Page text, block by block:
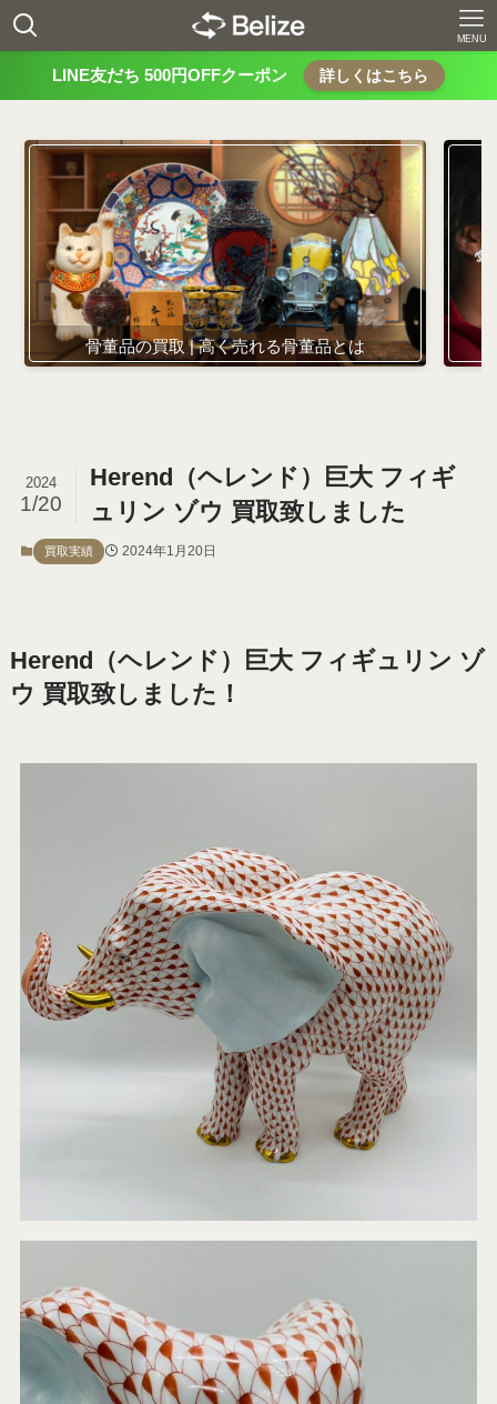
MENU
LINE友だち 500円OFFクーポン 詳しくはこちら
骨董品の買取 | 高く売れる骨董品とは
Herend（ヘレンド）巨大 フィギ
ュリン ゾウ 買取致しました
2024
1/20
買取実績 2024年1月20日
Herend（ヘレンド）巨大 フィギュリン ゾ
ウ 買取致しました！